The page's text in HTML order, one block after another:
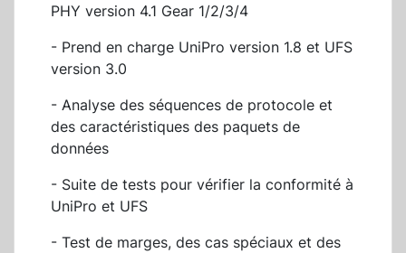
PHY version 4.1 Gear 1/2/3/4
- Prend en charge UniPro version 1.8 et UFS
version 3.0
- Analyse des séquences de protocole et
des caractéristiques des paquets de
données
- Suite de tests pour vérifier la conformité à
UniPro et UFS
- Test de marges, des cas spéciaux et des